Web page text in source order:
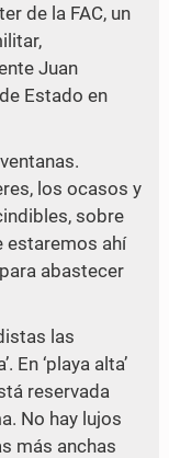
de la FAC, un
Juan
Estado en
los ocasos y
sobre
estaremos ahí
abastecer
las
En ‘playa alta’
reservada
No hay lujos
más anchas